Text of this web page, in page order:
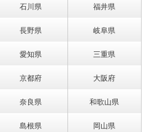
石川県 福井県
長野県 岐阜県
愛知県 三重県
京都府 大阪府
奈良県 和歌山県
島根県 岡山県